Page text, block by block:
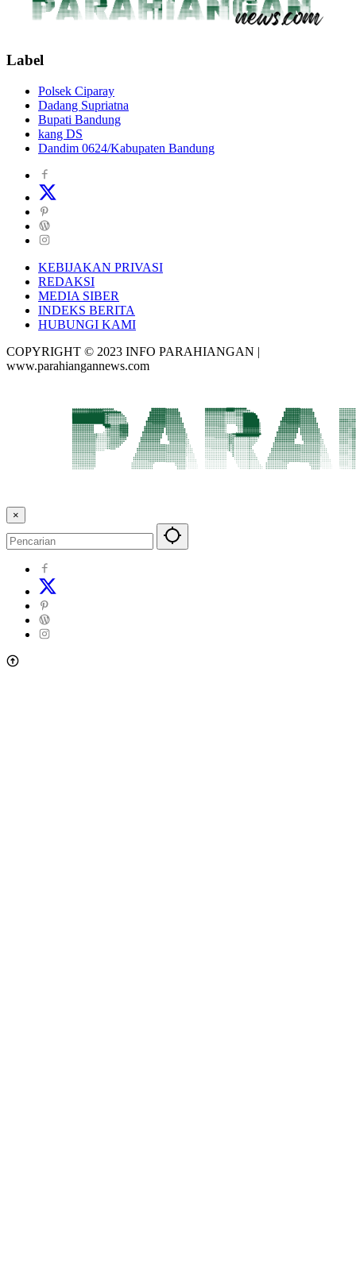
Label
Polsek Ciparay
Dadang Supriatna
Bupati Bandung
kang DS
Dandim 0624/Kabupaten Bandung
KEBIJAKAN PRIVASI
REDAKSI
MEDIA SIBER
INDEKS BERITA
HUBUNGI KAMI
COPYRIGHT © 2023 INFO PARAHIANGAN |
www.parahiangannews.com
×